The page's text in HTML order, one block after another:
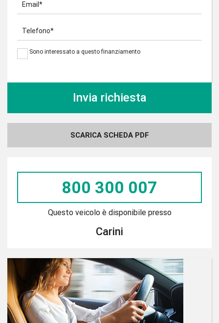
Email*
Telefono*
Sono interessato a questo finanziamento
SCARICA SCHEDA PDF
800 300 007
Questo veicolo è disponibile presso
Carini